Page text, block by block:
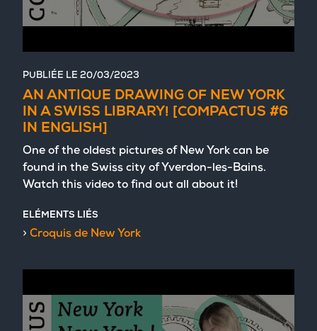
PUBLIÉE LE 20/03/2023
AN ANTIQUE DRAWING OF NEW YORK
IN A SWISS LIBRARY! [COMPACTUS #6
IN ENGLISH]
One of the oldest pictures of New York can be
found in the Swiss city of Yverdon-les-Bains.
Watch this video to find out all about it!
ELÉMENTS LIÉS
Croquis de New York